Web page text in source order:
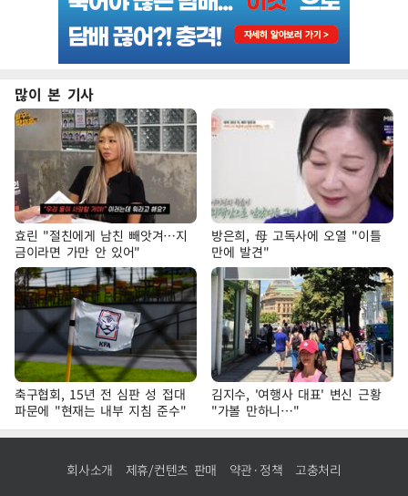
많이 본 기사
효린 "절친에게 남친 빼앗겨…지
금이라면 가만 안 있어"
방은희, 母 고독사에 오열 "이틀
만에 발견"
축구협회, 15년 전 심판 성 접대
파문에 "현재는 내부 지침 준수"
김지수, '여행사 대표' 변신 근황
"가볼 만하니…"
회사소개 제휴/컨텐츠 판매 약관·정책 고충처리